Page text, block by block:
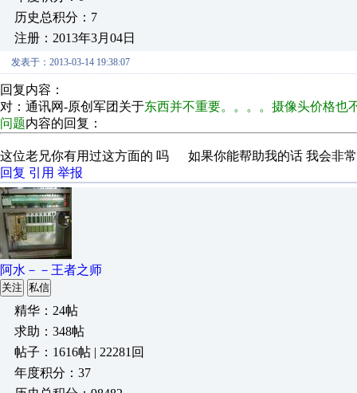
历史总积分：7
注册：2013年3月04日
发表于：2013-03-14 19:38:07
回复内容：
对：通讯网-原创军团关于东西并不重要。。。。摄像头价格也
问题内容的回复：
这位老兄你有用过这方面的 吗 如果你能帮助我的话 我会非
回复 引用 举报
阿水－－王者之师
关注 私信
精华：24帖
求助：348帖
帖子：1616帖 | 22281回
年度积分：37